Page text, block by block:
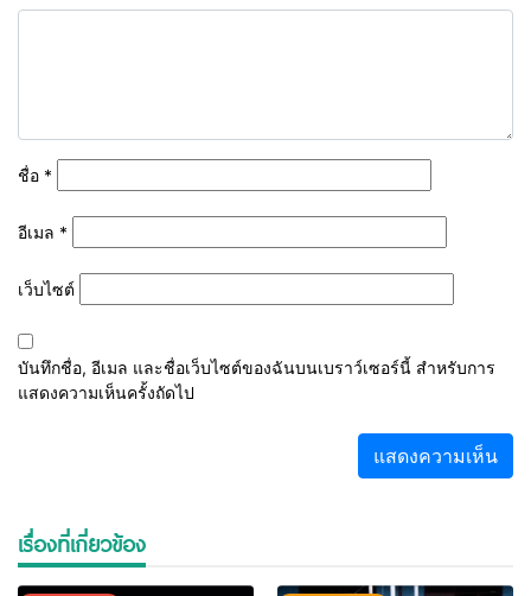
ชื่อ *
อีเมล *
เว็บไซต์
บันทึกชื่อ, อีเมล และชื่อเว็บไซต์ของฉันบนเบราว์เซอร์นี้ สำหรับการ
แสดงความเห็นครั้งถัดไป
เรื่องที่เกี่ยวข้อง